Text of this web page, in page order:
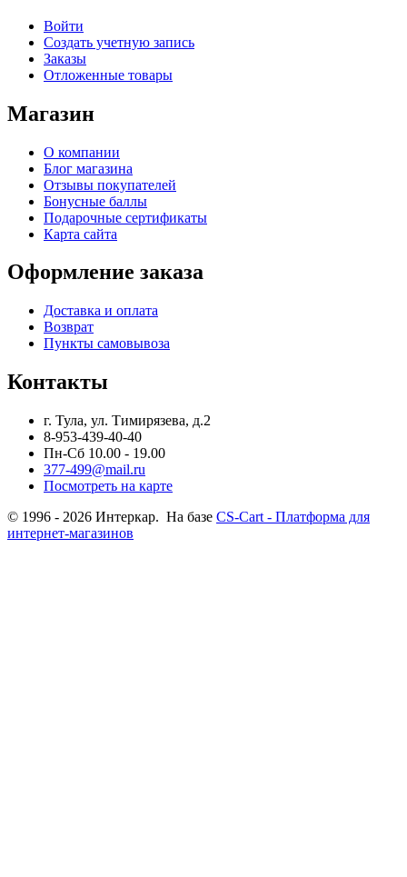
Войти
Создать учетную запись
Заказы
Отложенные товары
Магазин
О компании
Блог магазина
Отзывы покупателей
Бонусные баллы
Подарочные сертификаты
Карта сайта
Оформление заказа
Доставка и оплата
Возврат
Пункты самовывоза
Контакты
г. Тула, ул. Тимирязева, д.2
8-953-439-40-40
Пн-Сб 10.00 - 19.00
377-499@mail.ru
Посмотреть на карте
© 1996 - 2026 Интеркар. На базе CS-Cart - Платформа для
интернет-магазинов